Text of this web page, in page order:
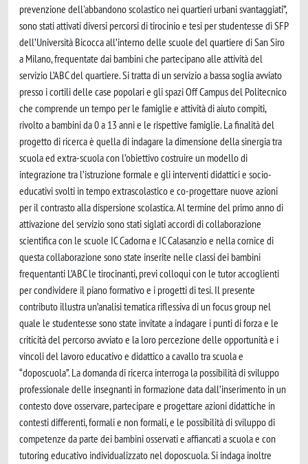
prevenzione dell'abbandono scolastico nei quartieri urbani svantaggiati”,
sono stati attivati diversi percorsi di tirocinio e tesi per studentesse di SFP
dell’Università Bicocca all’interno delle scuole del quartiere di San Siro
a Milano, frequentate dai bambini che partecipano alle attività del
servizio L’ABC del quartiere. Si tratta di un servizio a bassa soglia avviato
presso i cortili delle case popolari e gli spazi Off Campus del Politecnico
che comprende un tempo per le famiglie e attività di aiuto compiti,
rivolto a bambini da 0 a 13 anni e le rispettive famiglie. La finalità del
progetto di ricerca è quella di indagare la dimensione della sinergia tra
scuola ed extra-scuola con l’obiettivo costruire un modello di
integrazione tra l’istruzione formale e gli interventi didattici e socio-
educativi svolti in tempo extrascolastico e co-progettare nuove azioni
per il contrasto alla dispersione scolastica. Al termine del primo anno di
attivazione del servizio sono stati siglati accordi di collaborazione
scientifica con le scuole IC Cadorna e IC Calasanzio e nella cornice di
questa collaborazione sono state inserite nelle classi dei bambini
frequentanti L’ABC le tirocinanti, previ colloqui con le tutor accoglienti
per condividere il piano formativo e i progetti di tesi. Il presente
contributo illustra un’analisi tematica riflessiva di un focus group nel
quale le studentesse sono state invitate a indagare i punti di forza e le
criticità del percorso avviato e la loro percezione delle opportunità e i
vincoli del lavoro educativo e didattico a cavallo tra scuola e
“doposcuola”. La domanda di ricerca interroga la possibilità di sviluppo
professionale delle insegnanti in formazione data dall’inserimento in un
contesto dove osservare, partecipare e progettare azioni didattiche in
contesti differenti, formali e non formali, e le possibilità di sviluppo di
competenze da parte dei bambini osservati e affiancati a scuola e con
tutoring educativo individualizzato nel doposcuola. Si indaga inoltre